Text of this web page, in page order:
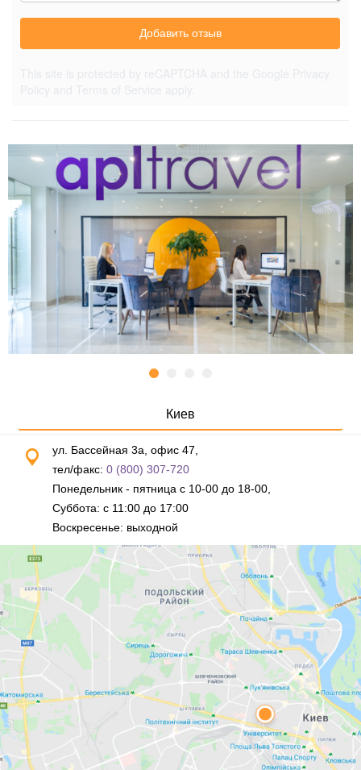
Добавить отзыв
Киев
ул. Бассейная 3а, офис 47,
тел/факс: 0 (800) 307-720
Понедельник - пятница с 10-00 до 18-00,
Суббота: с 11:00 до 17:00
Воскресенье: выходной